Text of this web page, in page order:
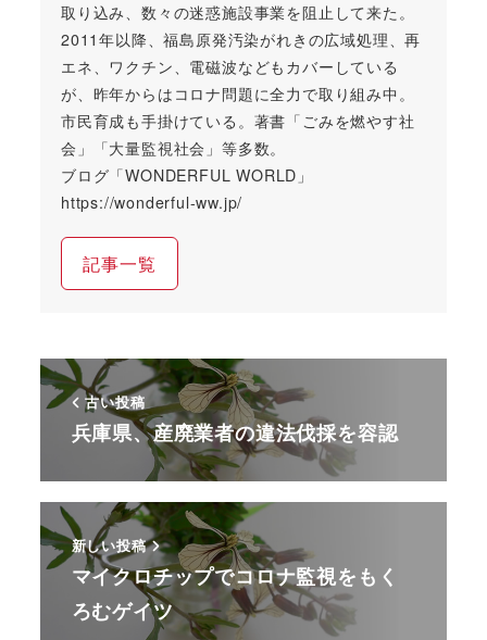
取り込み、数々の迷惑施設事業を阻止して来た。
2011年以降、福島原発汚染がれきの広域処理、再
エネ、ワクチン、電磁波などもカバーしている
が、昨年からはコロナ問題に全力で取り組み中。
市民育成も手掛けている。著書「ごみを燃やす社
会」「大量監視社会」等多数。
ブログ「WONDERFUL WORLD」
https://wonderful-ww.jp/
記事一覧
古い投稿
兵庫県、産廃業者の違法伐採を容認
新しい投稿
マイクロチップでコロナ監視をもく
ろむゲイツ